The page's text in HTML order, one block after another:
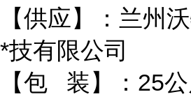
【供应】：兰州
*技有限公司
【包 装】：25